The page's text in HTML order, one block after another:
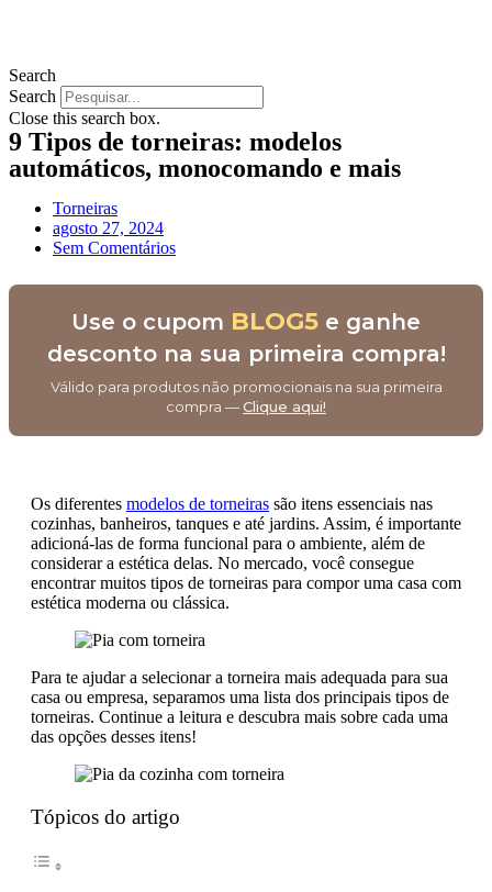
Search
Search
Close this search box.
9 Tipos de torneiras: modelos
automáticos, monocomando e mais
Torneiras
agosto 27, 2024
Sem Comentários
Use o cupom BLOG5 e ganhe
desconto na sua primeira compra!
Válido para produtos não promocionais na sua primeira
compra —Clique aqui!
Os diferentes modelos de torneiras são itens essenciais nas
cozinhas, banheiros, tanques e até jardins. Assim, é importante
adicioná-las de forma funcional para o ambiente, além de
considerar a estética delas. No mercado, você consegue
encontrar muitos tipos de torneiras para compor uma casa com
estética moderna ou clássica.
Para te ajudar a selecionar a torneira mais adequada para sua
casa ou empresa, separamos uma lista dos principais tipos de
torneiras. Continue a leitura e descubra mais sobre cada uma
das opções desses itens!
Tópicos do artigo